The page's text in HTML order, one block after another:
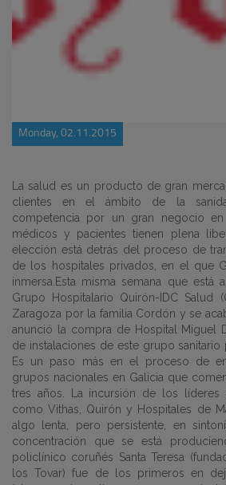
Monday, 02.11.2015
La salud es un producto de gran
clientes en el ámbito de la
competencia por un gran negocio en
médicos y pacientes tienen plena
elección está detrás del proceso de
de los hospitales privados, en el que
inmersa.Esta misma semana que está
Grupo Hospitalario Quirón-IDC Salud
Zaragoza por la familia Cordón y se
anunció la compra de Hospital Miguel
de instalaciones de este grupo sanitario
Es un paso más en el proceso de
grupos nacionales en Galicia que
tres años. La incursión de los líderes
como Vithas, Quirón y Hospitales de
algo lenta, pero persistente, en
concentración que se está
policlínico coruñés Santa Teresa
los Tovar) fue de los primeros en